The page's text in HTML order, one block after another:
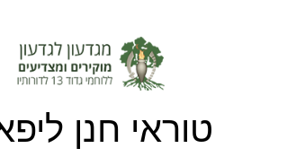
טוראי חנן